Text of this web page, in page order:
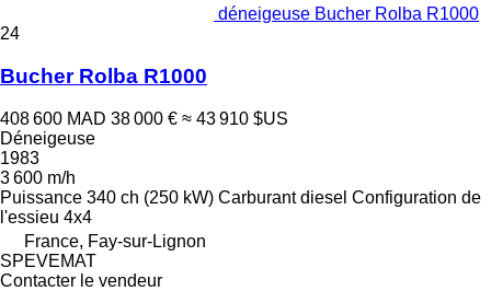
déneigeuse Bucher Rolba R1000
24
Bucher Rolba R1000
408 600 MAD 38 000 € ≈ 43 910 $US
Déneigeuse
1983
3 600 m/h
Puissance 340 ch (250 kW) Carburant diesel Configuration de
l'essieu 4x4
France, Fay-sur-Lignon
SPEVEMAT
Contacter le vendeur